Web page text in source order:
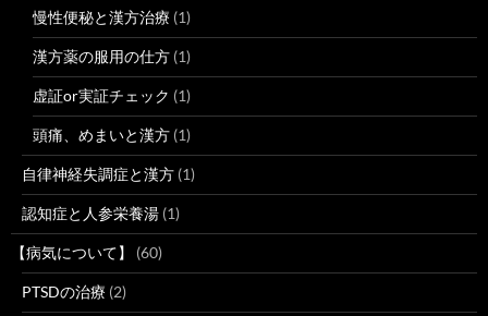
慢性便秘と漢方治療 (1)
漢方薬の服用の仕方 (1)
虚証or実証チェック (1)
頭痛、めまいと漢方 (1)
自律神経失調症と漢方 (1)
認知症と人参栄養湯 (1)
【病気について】 (60)
PTSDの治療 (2)